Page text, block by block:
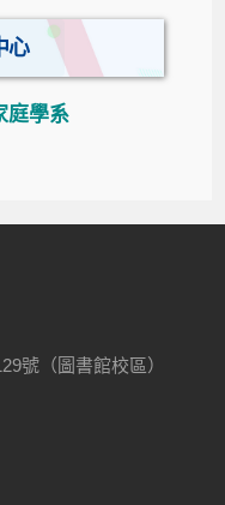
心
庭學系
號（圖書館校區）